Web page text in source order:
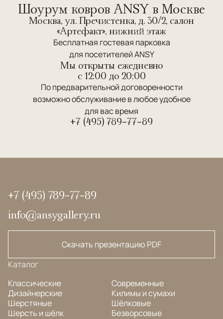
Шоурум ковров ANSY в Москве
Москва, ул. Пречистенка, д. 30/2, салон
«Артефакт», нижний этаж
Бесплатная гостевая парковка
для посетителей ANSY
Мы открыты ежедневно
c 12:00 до 20:00
По предварительной договоренности
возможно обслуживание в любое удобное
для вас время
+7 (495) 789-77-89
+7 (495) 789-77-89
info@ansygallery.ru
Скачать презентацию PDF
Каталог
Классические
Дизайнерские
Шерстяные
Шерсть и шёлк
Современные
Килимы и сумахи
Шёлковые
Безворсовые